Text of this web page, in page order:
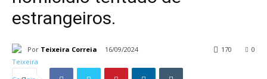
estrangeiros.
Por Teixeira Correia 16/09/2024 0
170